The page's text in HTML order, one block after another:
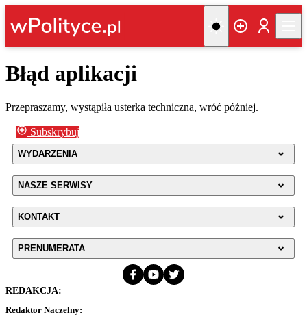
Błąd aplikacji
Przepraszamy, wystąpiła usterka techniczna, wróć później.
Subskrybuj
WYDARZENIA
NASZE SERWISY
KONTAKT
PRENUMERATA
REDAKCJA:
Redaktor Naczelny: